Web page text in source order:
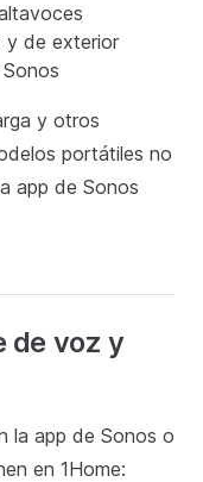
y de exterior
y otros
portátiles no
app de Sonos
de voz y
la app de Sonos o
en 1Home: